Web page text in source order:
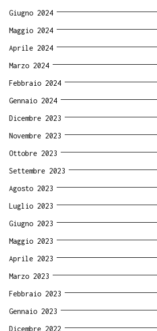
Giugno 2024
Maggio 2024
Aprile 2024
Marzo 2024
Febbraio 2024
Gennaio 2024
Dicembre 2023
Novembre 2023
Ottobre 2023
Settembre 2023
Agosto 2023
Luglio 2023
Giugno 2023
Maggio 2023
Aprile 2023
Marzo 2023
Febbraio 2023
Gennaio 2023
Dicembre 2022